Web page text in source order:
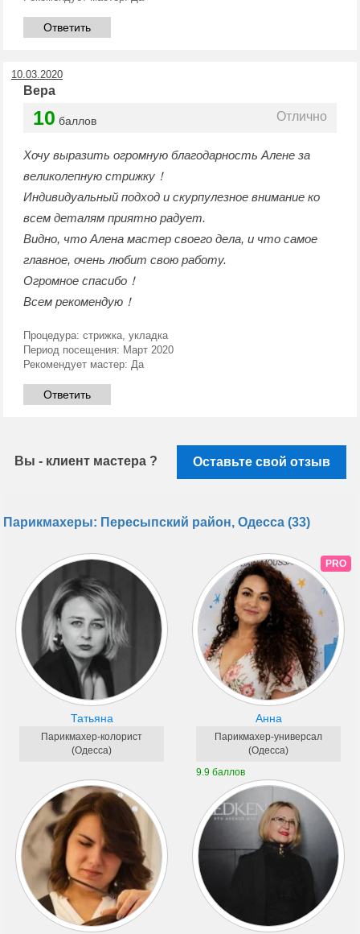
Ответить
10.03.2020
Вера
10 баллов Отлично
Хочу выразить огромную благодарность Алене за
великолепную стрижку！
Индивидуальный подход и скурпулезное внимание ко
всем деталям приятно радует.
Видно, что Алена мастер своего дела, и что самое
главное, очень любит свою работу.
Огромное спасибо！
Всем рекомендую！
Процедура: стрижка, укладка
Период посещения: Март 2020
Рекомендует мастер: Да
Ответить
Вы - клиент мастера ? Оставьте свой отзыв
Парикмахеры: Пересыпский район, Одесса (33)
Татьяна
Парикмахер-колорист
(Одесса)
PRO
Анна
Парикмахер-универсал
(Одесса)
9.9 баллов